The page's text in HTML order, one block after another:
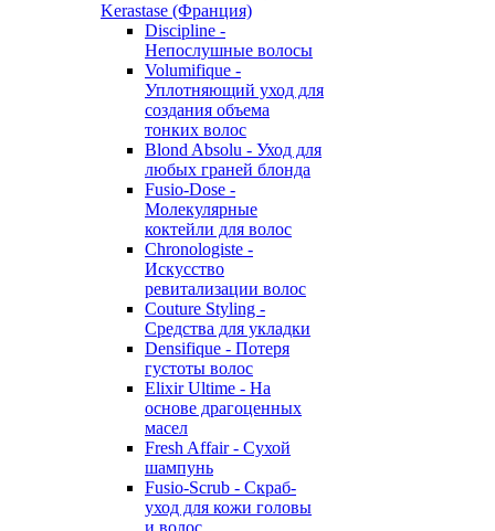
Kerastase (Франция)
Discipline -
Непослушные волосы
Volumifique -
Уплотняющий уход для
создания объема
тонких волос
Blond Absolu - Уход для
любых граней блонда
Fusio-Dose -
Молекулярные
коктейли для волос
Chronologiste -
Искусство
ревитализации волос
Couture Styling -
Средства для укладки
Densifique - Потеря
густоты волос
Elixir Ultime - На
основе драгоценных
масел
Fresh Affair - Сухой
шампунь
Fusio-Scrub - Скраб-
уход для кожи головы
и волос